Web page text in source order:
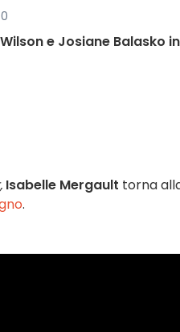
e Josiane Balasko
Isabelle Mergault torna
.